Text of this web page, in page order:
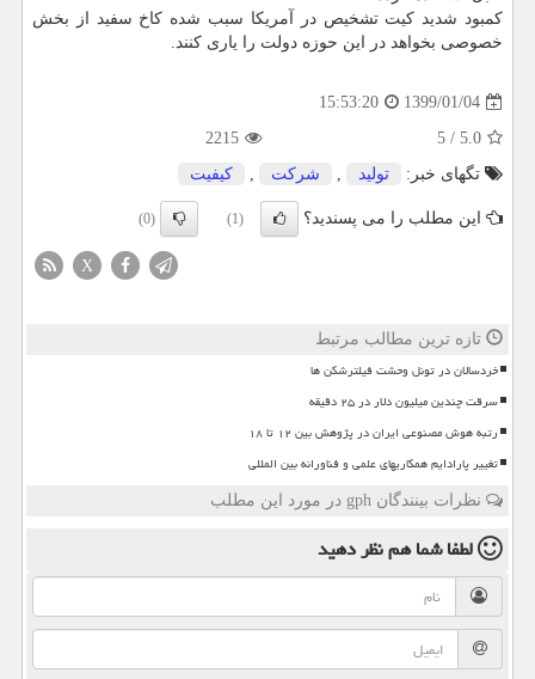
كمبود شدید كیت تشخیص در آمریكا سبب شده كاخ سفید از بخش
خصوصی بخواهد در این حوزه دولت را یاری كنند.
1399/01/04
15:53:20
5.0
/
5
2215
تگهای خبر:
تولید , شركت , كیفیت
این مطلب را می پسندید؟ (1)
(0)
X
تازه ترین مطالب مرتبط
خردسالان در تونل وحشت فیلترشکن ها
سرقت چندین میلیون دلار در ۲۵ دقیقه
رتبه هوش مصنوعی ایران در پژوهش بین ۱۲ تا ۱۸
تغییر پارادایم همکاریهای علمی و فناورانه بین المللی
نظرات بینندگان gph در مورد این مطلب
لطفا شما همنظر دهید